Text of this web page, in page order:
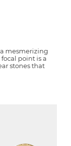
mesmerizing
point is a
stones that